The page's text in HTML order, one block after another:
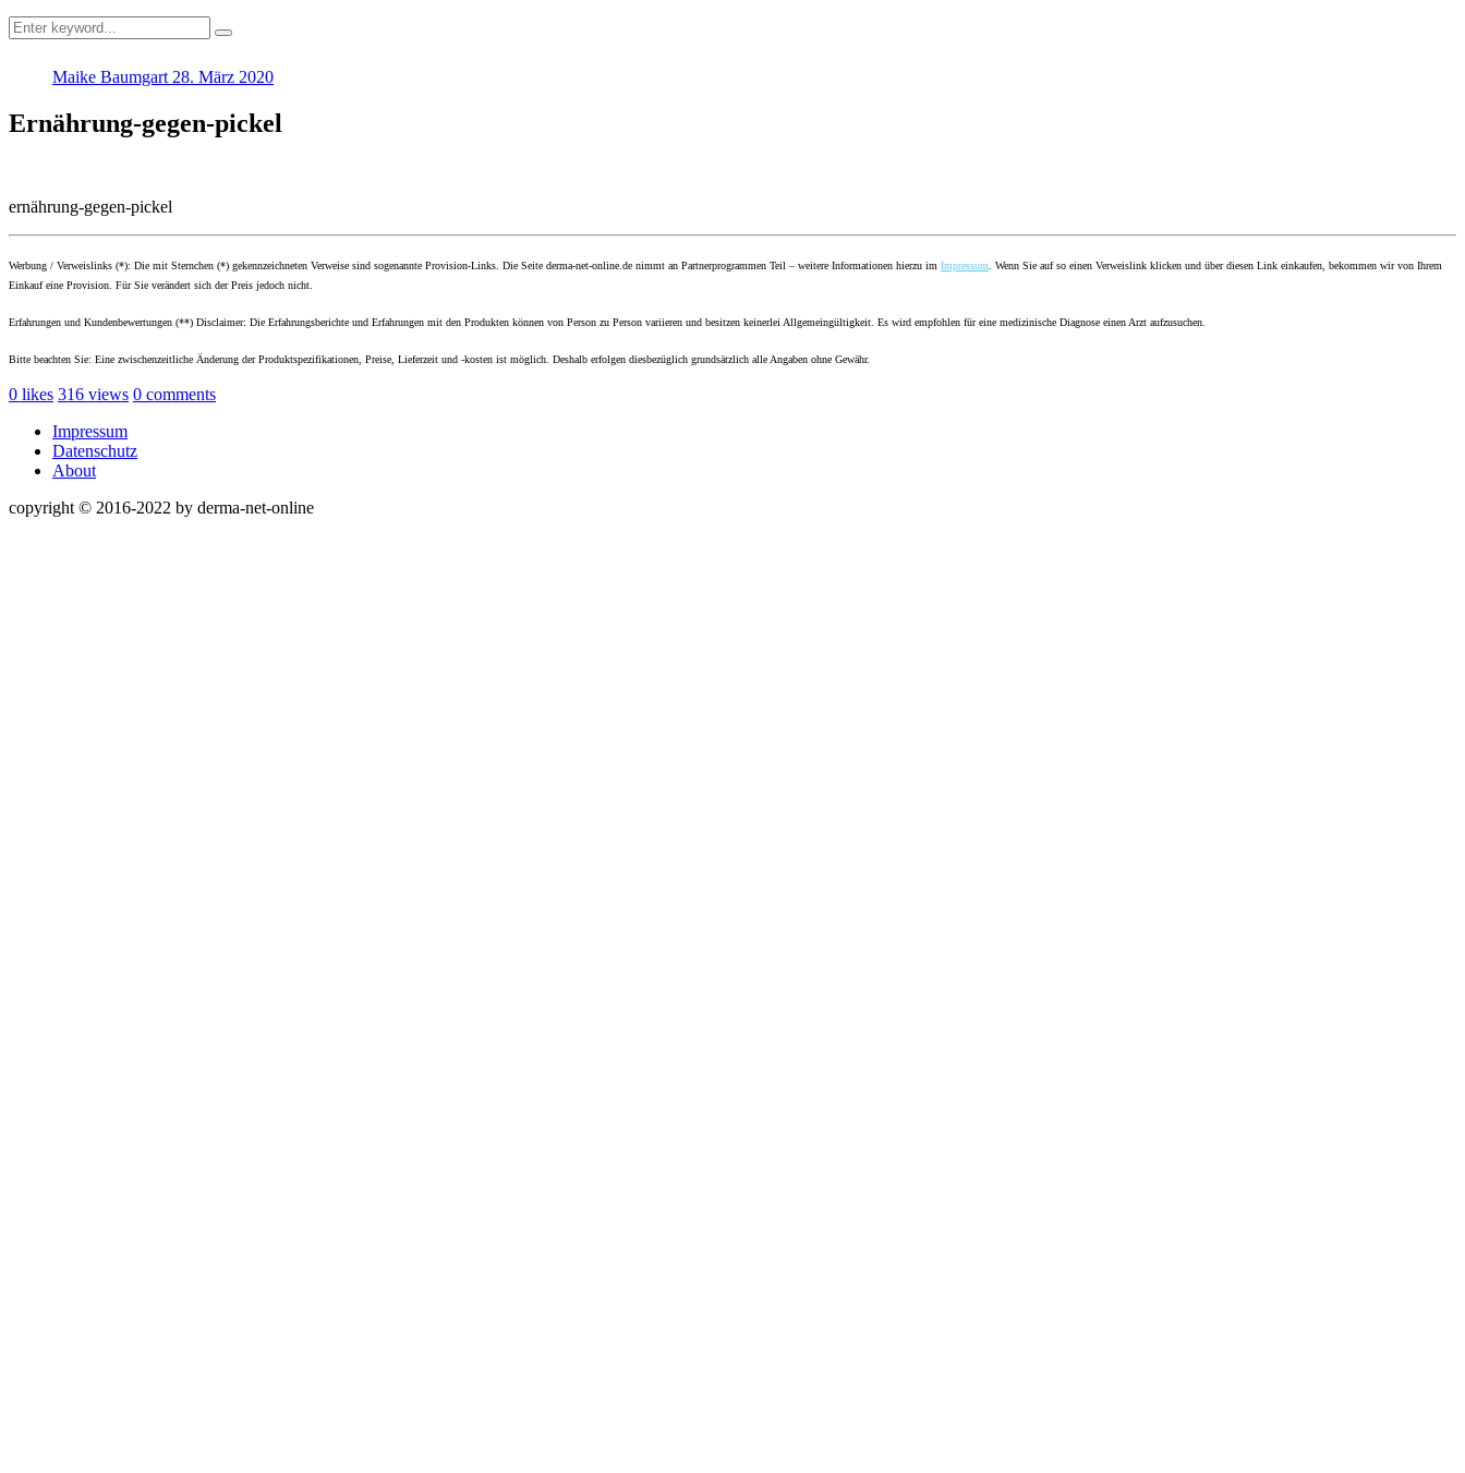
Maike Baumgart 28. März 2020
Ernährung-gegen-pickel
ernährung-gegen-pickel
Werbung / Verweislinks (*): Die mit Sternchen (*) gekennzeichneten Verweise sind sogenannte Provision-Links. Die Seite derma-net-online.de nimmt an Partnerprogrammen Teil – weitere Informationen hierzu im Impressum . Wenn Sie auf so einen Verweislink klicken und über diesen Link einkaufen, bekommen wir von Ihrem
Einkauf eine Provision. Für Sie verändert sich der Preis jedoch nicht.
Erfahrungen und Kundenbewertungen (**) Disclaimer: Die Erfahrungsberichte und Erfahrungen mit den Produkten können von Person zu Person variieren und besitzen keinerlei Allgemeingültigkeit. Es wird empfohlen für eine medizinische Diagnose einen Arzt aufzusuchen.
Bitte beachten Sie: Eine zwischenzeitliche Änderung der Produktspezifikationen, Preise, Lieferzeit und -kosten ist möglich. Deshalb erfolgen diesbezüglich grundsätzlich alle Angaben ohne Gewähr.
0 likes 316 views 0 comments
Impressum
Datenschutz
About
copyright © 2016-2022 by derma-net-online